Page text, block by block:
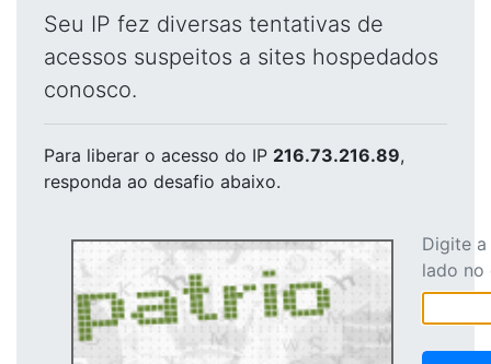
Seu IP fez diversas tentativas de
acessos suspeitos a sites hospedados
conosco.
Para liberar o acesso do IP 216.73.216.89,
responda ao desafio abaixo.
Digite
lado no